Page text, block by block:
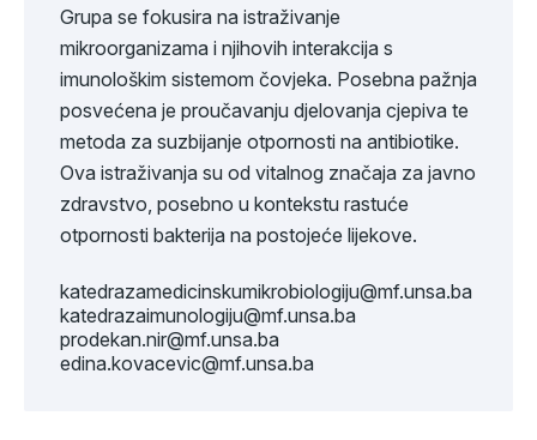
Grupa se fokusira na istraživanje
mikroorganizama i njihovih interakcija s
imunološkim sistemom čovjeka. Posebna pažnja
posvećena je proučavanju djelovanja cjepiva te
metoda za suzbijanje otpornosti na antibiotike.
Ova istraživanja su od vitalnog značaja za javno
zdravstvo, posebno u kontekstu rastuće
otpornosti bakterija na postojeće lijekove.
katedrazamedicinskumikrobiologiju@mf.unsa.ba
katedrazaimunologiju@mf.unsa.ba
prodekan.nir@mf.unsa.ba
edina.kovacevic@mf.unsa.ba